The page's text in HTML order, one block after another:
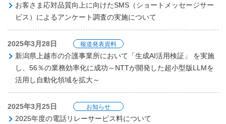
お客さま応対品質向上に向けたSMS（ショートメッセージサー
ビス）によるアンケート調査の実施について
2025年3月28日 報道発表資料
新潟県上越市の介護事業所において「生成AI活用検証」 を実施
し、56％の業務効率化に成功～NTTが開発した超小型版LLMを
活用し自動化領域を拡大～
2025年3月25日 お知らせ
2025年度の電話リレーサービス料について